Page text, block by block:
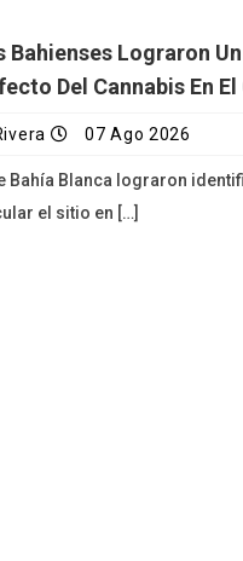
Lograron
Del Cannabis En
07 Ago 2026
Bahía Blanca lograron
el sitio en […]